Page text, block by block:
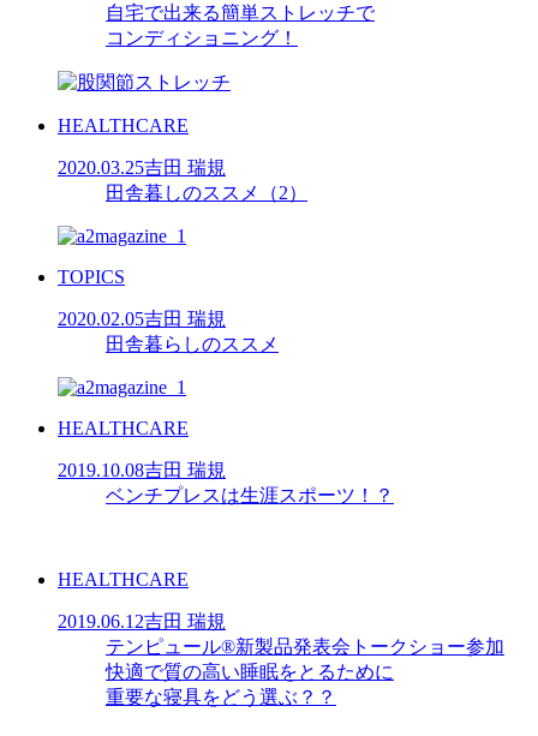
自宅で出来る簡単ストレッチで
コンディショニング！
HEALTHCARE
2020.03.25吉田 瑞規
田舎暮しのススメ（2）
TOPICS
2020.02.05吉田 瑞規
田舎暮らしのススメ
HEALTHCARE
2019.10.08吉田 瑞規
ベンチプレスは生涯スポーツ！？
HEALTHCARE
2019.06.12吉田 瑞規
テンピュール®️新製品発表会トークショー参加
快適で質の高い睡眠をとるために
重要な寝具をどう選ぶ？？